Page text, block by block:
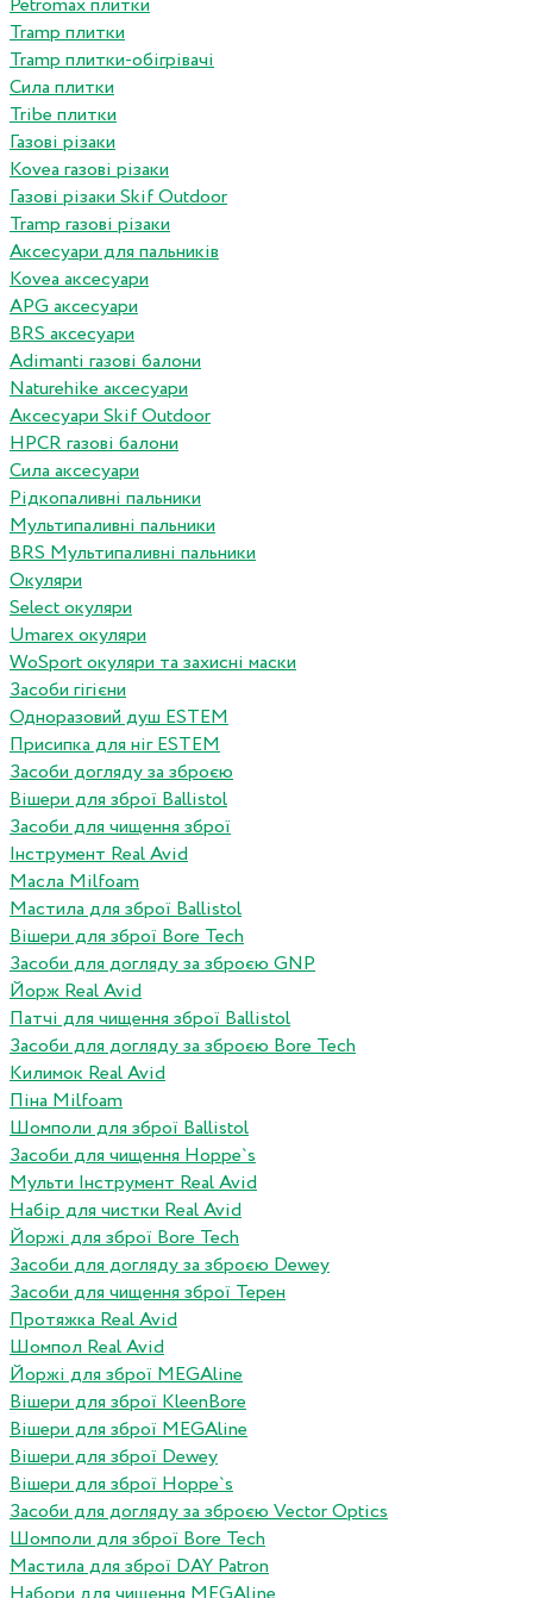
Petromax плитки
Tramp плитки
Tramp плитки-обігрівачі
Сила плитки
Tribe плитки
Газові різаки
Kovea газові різаки
Газові різаки Skif Outdoor
Tramp газові різаки
Аксесуари для пальників
Kovea аксесуари
APG аксесуари
BRS аксесуари
Adimanti газові балони
Naturehike аксесуари
Аксесуари Skif Outdoor
HPCR газові балони
Сила аксесуари
Рідкопаливні пальники
Мультипаливні пальники
BRS Мультипаливні пальники
Окуляри
Select окуляри
Umarex окуляри
WoSport окуляри та захисні маски
Засоби гігієни
Одноразовий душ ESTEM
Присипка для ніг ESTEM
Засоби догляду за зброєю
Вішери для зброї Ballistol
Засоби для чищення зброї
Інструмент Real Avid
Масла Milfoam
Мастила для зброї Ballistol
Вішери для зброї Bore Tech
Засоби для догляду за зброєю GNP
Йорж Real Avid
Патчі для чищення зброї Ballistol
Засоби для догляду за зброєю Bore Tech
Килимок Real Avid
Піна Milfoam
Шомполи для зброї Ballistol
Засоби для чищення Hoppe`s
Мульти Інструмент Real Avid
Набір для чистки Real Avid
Йоржі для зброї Bore Tech
Засоби для догляду за зброєю Dewey
Засоби для чищення зброї Терен
Протяжка Real Avid
Шомпол Real Avid
Йоржі для зброї MEGAline
Вішери для зброї KleenBore
Вішери для зброї MEGAline
Вішери для зброї Dewey
Вішери для зброї Hoppe`s
Засоби для догляду за зброєю Vector Optics
Шомполи для зброї Bore Tech
Мастила для зброї DAY Patron